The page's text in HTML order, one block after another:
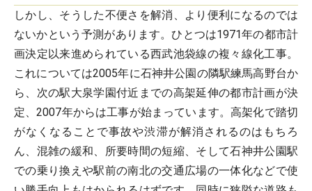
しかし、そうした不便さを解消、より便利になるのでは
ないかという予測があります。ひとつは1971年の都市計
画決定以来進められている西武池袋線の複々線化工事。
これについては2005年に石神井公園の隣駅練馬高野台か
ら、次の駅大泉学園付近までの高架延伸の都市計画が決
定、2007年からは工事が始まっています。高架化で踏切
がなくなることで事故や渋滞が解消されるのはもちろ
ん、混雑の緩和、所要時間の短縮、そして石神井公園駅
での乗り換えや駅前の南北の交通広場の一体化などで使